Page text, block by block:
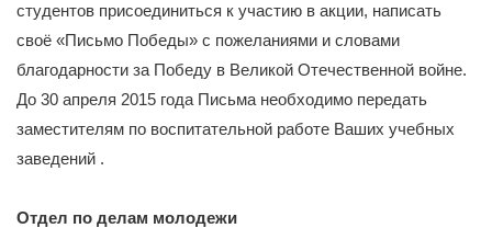
студентов присоединиться к участию в акции, написать
своё «Письмо Победы» с пожеланиями и словами
благодарности за Победу в Великой Отечественной войне.
До 30 апреля 2015 года Письма необходимо передать
заместителям по воспитательной работе Ваших учебных
заведений .
Отдел по делам молодежи